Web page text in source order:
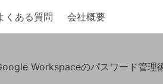
くある質問 会社概要
Workspaceのパスワード管理